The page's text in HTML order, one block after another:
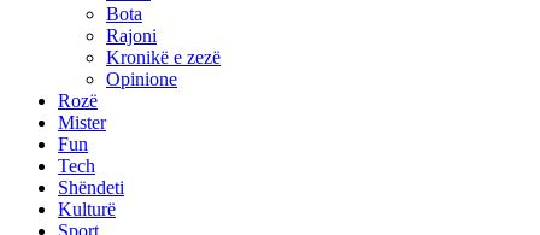
Bota
Rajoni
Kronikë e zezë
Opinione
Rozë
Mister
Fun
Tech
Shëndeti
Kulturë
Sport